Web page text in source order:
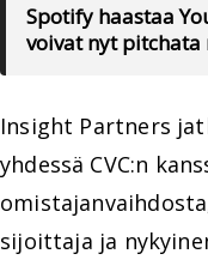
Spotify haastaa
voivat nyt
Insight Partners
yhdessä CVC:n
sijoittaja ja